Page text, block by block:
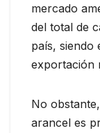
mercado
del total de
país, siendo
exportación
No
arancel es